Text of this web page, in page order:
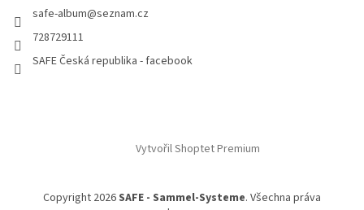
safe-album@seznam.cz
728729111
SAFE Česká republika - facebook
Vytvořil Shoptet Premium
Copyright 2026SAFE - Sammel-Systeme. Všechna práva